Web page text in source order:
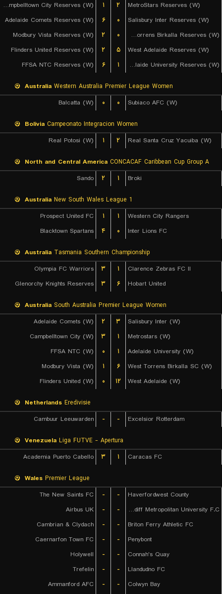
Campbelltown City Reserves (W)
۱ ۲
MetroStars Reserves (W)
Adelaide Comets Reserves (W)
۶ ۰
Salisbury Inter Reserves (W)
Modbury Vista Reserves (W)
۲ ۰
West Torrens Birkalla Reserves (W)
Flinders United Reserves (W)
۲ ۵
West Adelaide Reserves (W)
FFSA NTC Reserves (W)
۶ ۱ Adelaide University Reserves (W)
Australia Western Australia Premier League Women
Balcatta (W)
۰ ۰ Subiaco AFC (W)
Bolivia Campeonato Integracion Women
Real Potosi (W)
۱ ۲ Real Santa Cruz Yacuiba (W)
North and Central America CONCACAF Caribbean Cup Group A
Sando
۲ ۱ Broki
Australia New South Wales League 1
Prospect United FC
۱ ۱
Western City Rangers
Blacktown Spartans
۴ ۰ Inter Lions FC
Australia Tasmania Southern Championship
Olympia FC Warriors
۳ ۱
Clarence Zebras FC II
Glenorchy Knights Reserves
۳ ۶ Hobart United
Australia South Australia Premier League Women
Adelaide Comets (W)
۲ ۳
Salisbury Inter (W)
Campbelltown City (W)
۳ ۱
Metrostars (W)
FFSA NTC (W)
۰ ۱
Adelaide University (W)
Modbury Vista (W)
۱ ۶
West Torrens Birkalla SC (W)
Flinders United (W)
۰ ۱۲ West Adelaide (W)
Netherlands Eredivisie
Cambuur Leeuwarden
- - Excelsior Rotterdam
Venezuela Liga FUTVE - Apertura
Academia Puerto Cabello
۳ ۱ Caracas FC
Wales Premier League
The New Saints FC
- -
Haverfordwest County
Airbus UK
- -
Cardiff Metropolitan University F.C.
Cambrian & Clydach
- -
Briton Ferry Athletic FC
Caernarfon Town FC
- -
Penybont
Holywell
- -
Connah's Quay
Trefelin
- -
Llandudno FC
Ammanford AFC
- -
Colwyn Bay